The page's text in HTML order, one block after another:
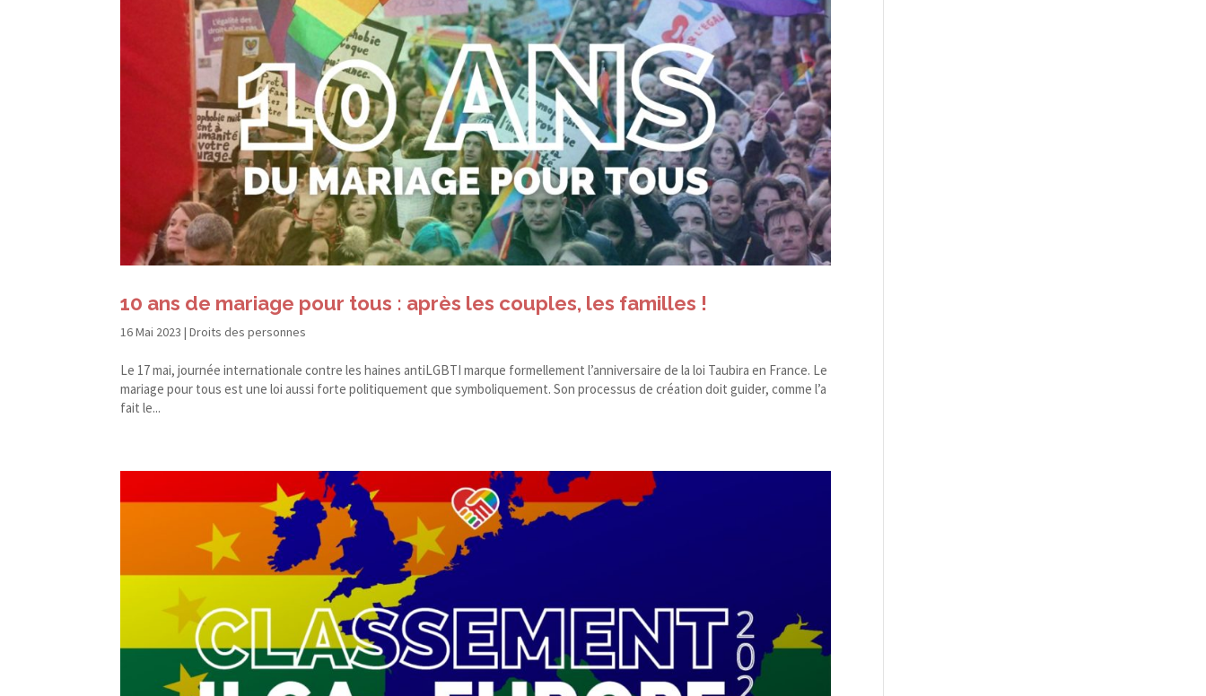
10 ans de mariage pour tous : après les couples, les familles !
16 Mai 2023 |Droits des personnes
Le 17 mai, journée internationale contre les haines antiLGBTI marque formellement l’anniversaire de la loi Taubira en France. Le
mariage pour tous est une loi aussi forte politiquement que symboliquement. Son processus de création doit guider, comme l’a
fait le...